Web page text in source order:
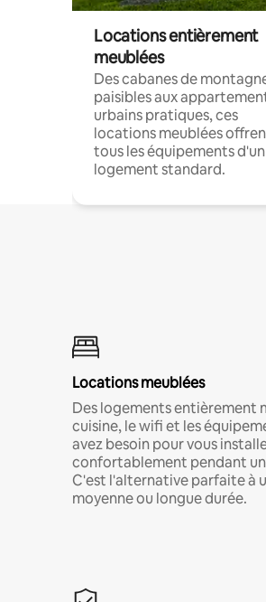
Locations entièrement
meublées
Des cabanes de
paisibles aux
urbains pratiques, ces
locations meublées
tous les équipements d'un
logement standard.
Locations meublées
Des logements entièrement
cuisine, le wifi et les
avez besoin pour vous
confortablement pendant un
C'est l'alternative parfaite à
moyenne ou longue durée.